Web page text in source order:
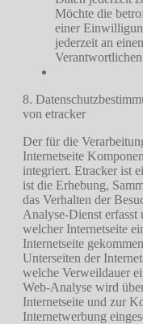
Möchte die
einer
jederzeit an
8.
von etracker
Der für die
Internetseite
integriert. Etracker ist
ist die Erhebung,
das Verhalten der
Analyse-Dienst erfasst
welcher Internetseite
Internetseite
Unterseiten der
welche Verweildauer
Web-Analyse wird
Internetseite und zur
Internetwerbung